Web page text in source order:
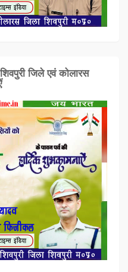
जिले एवं कोलारस